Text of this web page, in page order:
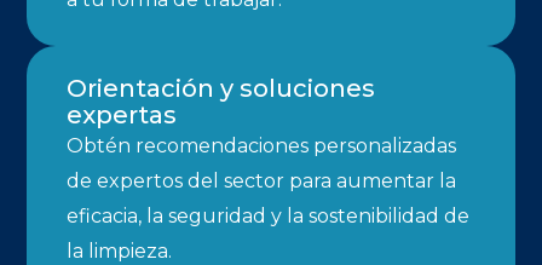
Orientación y soluciones
expertas
Obtén recomendaciones personalizadas
de expertos del sector para aumentar la
eficacia, la seguridad y la sostenibilidad de
la limpieza.